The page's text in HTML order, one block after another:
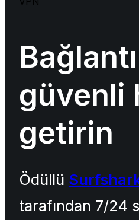
güvenli
getirin
Ödüllü
tarafından 7/24